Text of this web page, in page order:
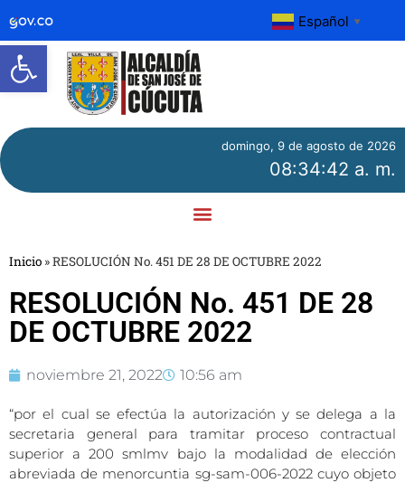
Abrir barra de herramientas
Español ▼
domingo, 9 de agosto de 2026
08:34:42 a. m.
Inicio »RESOLUCIÓN No. 451 DE 28 DE OCTUBRE 2022
RESOLUCIÓN No. 451 DE 28
DE OCTUBRE 2022
noviembre 21, 2022 10:56 am
“por el cual se efectúa la autorización y se delega a la
secretaria general para tramitar proceso contractual
superior a 200 smlmv bajo la modalidad de elección
abreviada de menorcuntia sg-sam-006-2022 cuyo objeto